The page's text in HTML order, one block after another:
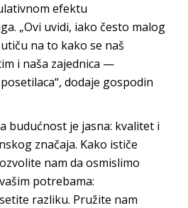
efektu
„Ovi uvidi, iako često malog
na to kako se naš
i naša zajednica —
dodaje gospodin
budućnost je jasna: kvalitet i
značaja. Kako ističe
nam da osmislimo
potrebama:
razliku. Pružite nam